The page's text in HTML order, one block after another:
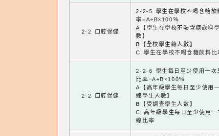
2-2 口腔保健
2-2-5 學生在學校不喝含糖飲
率=A÷B×100％
A【學生在學校不喝含糖飲料
數】
B【全校學生總人數】
C 學生在學校不喝含糖飲料比
2-2 口腔保健
2-2-6 學生每日至少使用一次
比率=A÷B×100％
A【高年級學生每日至少使用
線學生人數】
B【受調查學生人數】
C 高年級學生每日至少使用一
線比率